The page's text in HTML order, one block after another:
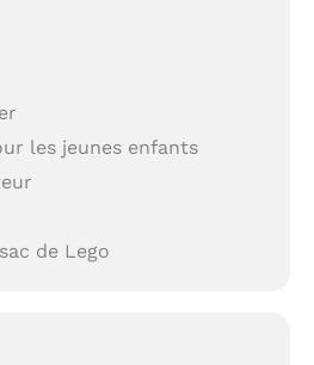
les jeunes enfants
de Lego